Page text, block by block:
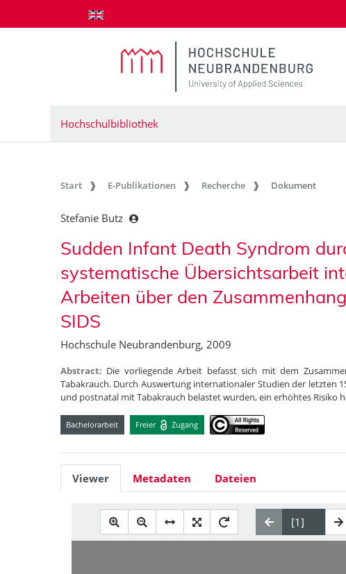
zum Inhalt springen
Hochschulbibliothek
Start E-Publikationen Recherche Dokument
Stefanie Butz
Sudden Infant Death Syndrom
systematische Übersichtsarbeit
Arbeiten über den
SIDS
Hochschule Neubrandenburg, 2009
Abstract: Die vorliegende Arbeit befasst sich mit dem
Tabakrauch. Durch Auswertung internationaler Studien der letzten
und postnatal mit Tabakrauch belastet wurden, ein erhöhtes Risiko
Bachelorarbeit Freier Zugang
Viewer Metadaten Dateien